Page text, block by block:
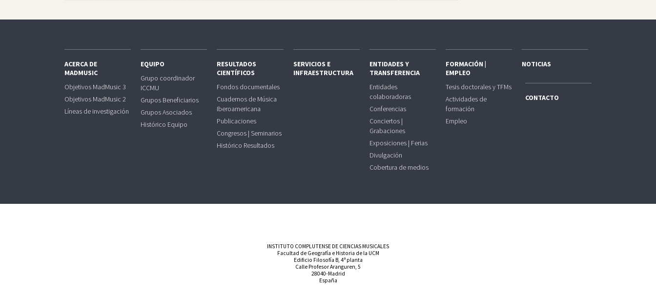
ACERCA DE
MADMUSIC
Objetivos MadMusic 3
Objetivos MadMusic 2
Líneas de investigación
EQUIPO
Grupo coordinador
ICCMU
Grupos Beneficiarios
Grupos Asociados
Histórico Equipo
RESULTADOS
CIENTÍFICOS
Fondos documentales
Cuadernos de Música
Iberoamericana
Publicaciones
Congresos | Seminarios
Histórico Resultados
SERVICIOS E
INFRAESTRUCTURA
ENTIDADES Y
TRANSFERENCIA
Entidades
colaboradoras
Conferencias
Conciertos |
Grabaciones
Exposiciones | Ferias
Divulgación
Cobertura de medios
FORMACIÓN |
EMPLEO
Tesis doctorales y TFMs
Actividades de
formación
Empleo
NOTICIAS
CONTACTO
INSTITUTO COMPLUTENSE DE CIENCIAS MUSICALES
Facultad de Geografía e Historia de la UCM
Edificio Filosofía B, 4ª planta
Calle Profesor Aranguren, 5
28040-Madrid
España